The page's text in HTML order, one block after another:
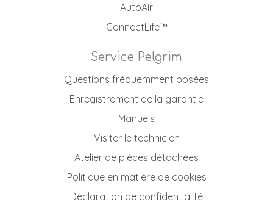
AutoAir
ConnectLife™
Service Pelgrim
Questions fréquemment posées
Enregistrement de la garantie
Manuels
Visiter le technicien
Atelier de pièces détachées
Politique en matière de cookies
Déclaration de confidentialité